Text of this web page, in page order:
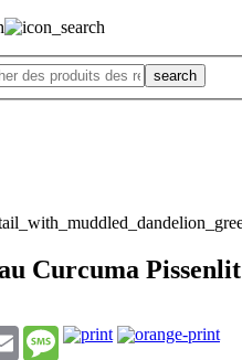
Curcuma Pissenlit
Email Message